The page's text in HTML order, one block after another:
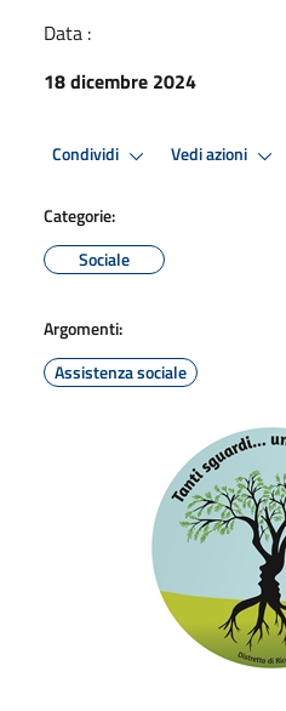
Data :
18 dicembre 2024
Condividi Vedi azioni
Categorie:
Sociale
Argomenti:
Assistenza sociale